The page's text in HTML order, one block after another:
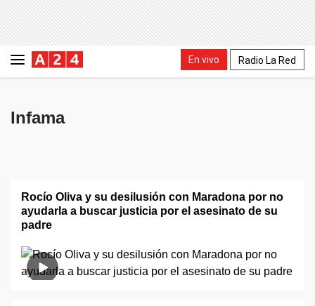
En vivo Radio La Red
Infama
Rocío Oliva y su desilusión con Maradona por no
ayudarla a buscar justicia por el asesinato de su
padre